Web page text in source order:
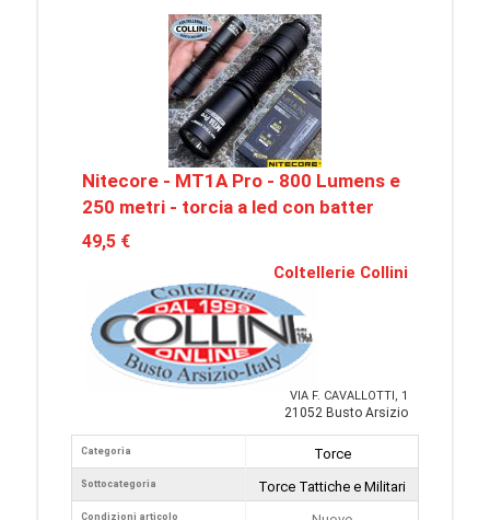
Nitecore - MT1A Pro - 800 Lumens e
250 metri - torcia a led con batter
49,5 €
Coltellerie Collini
VIA F. CAVALLOTTI, 1
21052 Busto Arsizio
Categoria
Sottocategoria
Condizioni articolo
Torce
Torce Tattiche e Militari